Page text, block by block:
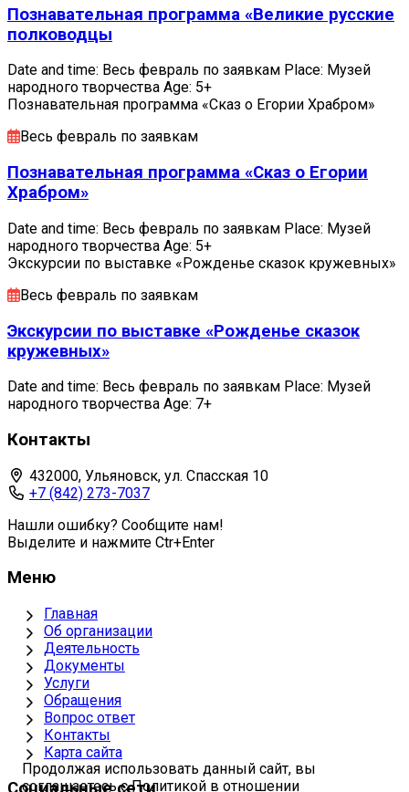
Познавательная программа «Великие русские
полководцы
Date and time: Весь февраль по заявкам Place: Музей
народного творчества Age: 5+
Познавательная программа «Сказ о Егории Храбром»
Весь февраль по заявкам
Познавательная программа «Сказ о Егории
Храбром»
Date and time: Весь февраль по заявкам Place: Музей
народного творчества Age: 5+
Экскурсии по выставке «Рожденье сказок кружевных»
Весь февраль по заявкам
Экскурсии по выставке «Рожденье сказок
кружевных»
Date and time: Весь февраль по заявкам Place: Музей
народного творчества Age: 7+
Контакты
432000, Ульяновск, ул. Спасская 10
+7 (842) 273-7037
Нашли ошибку? Сообщите нам!
Выделите и нажмите Ctr+Enter
Меню
Главная
Об организации
Деятельность
Документы
Услуги
Обращения
Вопрос ответ
Контакты
Карта сайта
Продолжая использовать данный сайт, вы
соглашаетесь с Политикой в отношении